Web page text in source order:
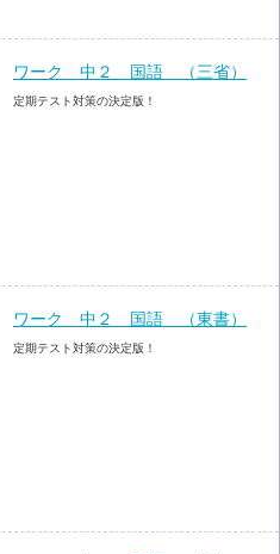
ワーク 中２ 国語 （三省）
定期テスト対策の決定版！
ワーク 中２ 国語 （東書）
定期テスト対策の決定版！